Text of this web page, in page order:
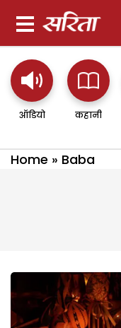
ऑडियो कहानी
Home » Baba